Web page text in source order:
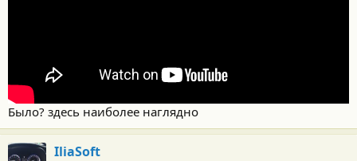
Было? здесь наиболее наглядно
IliaSoft